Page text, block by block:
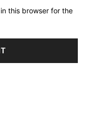
this browser for the